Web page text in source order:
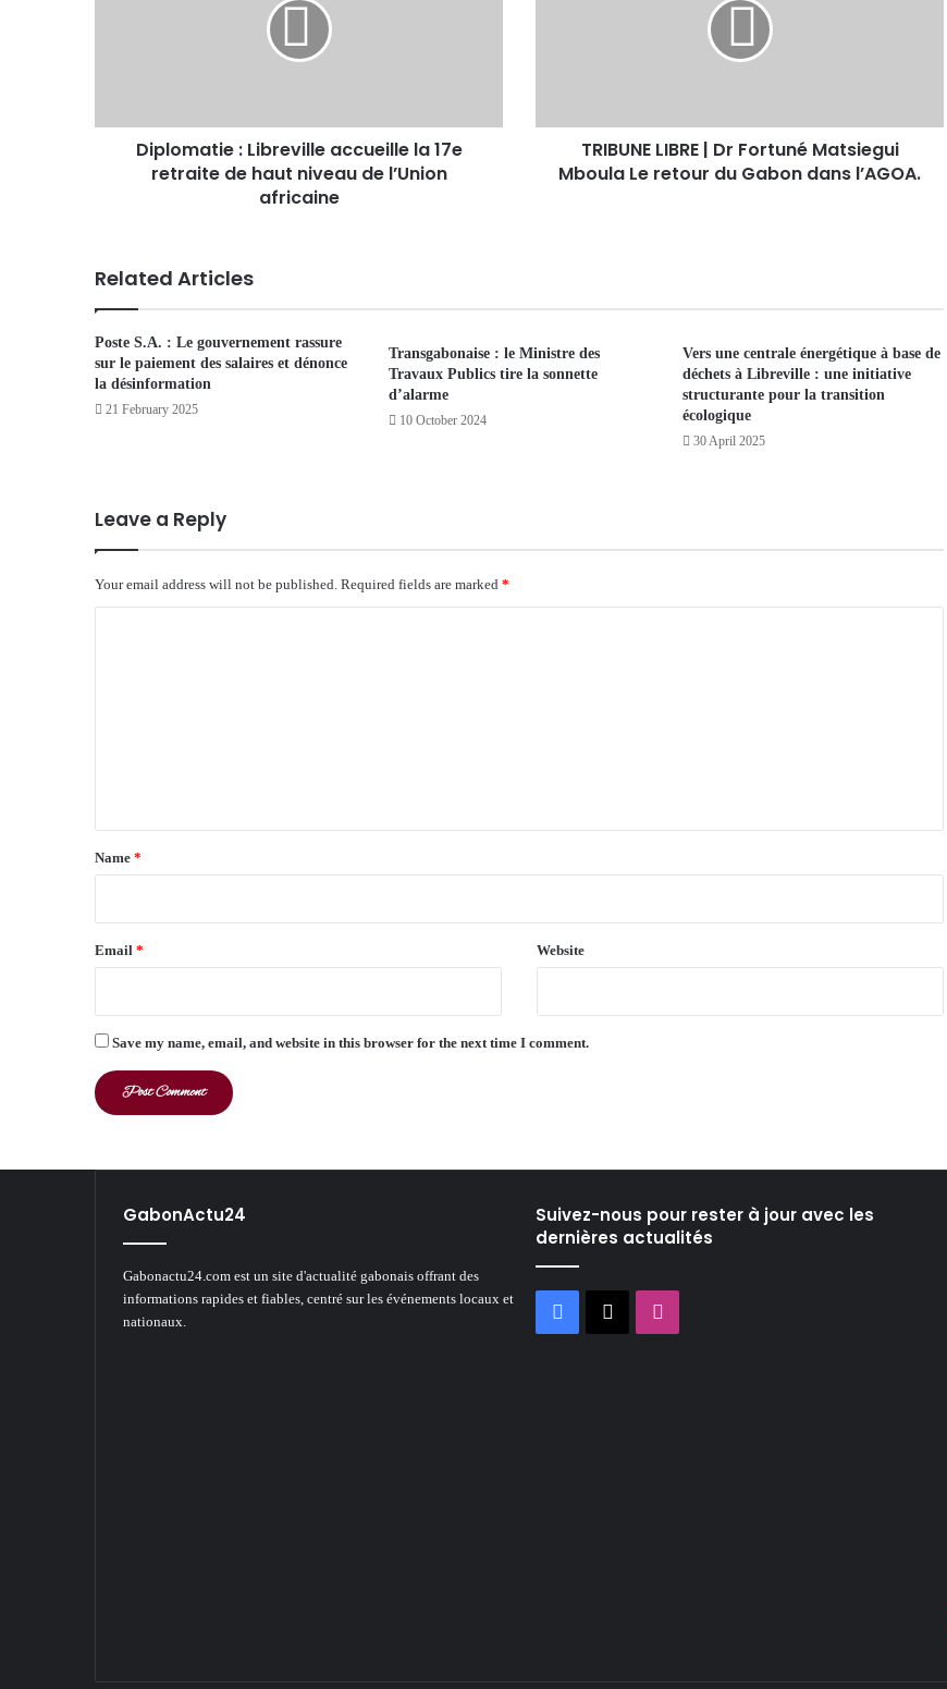
Diplomatie : Libreville accueille la 17e
retraite de haut niveau de l’Union
africaine
TRIBUNE LIBRE | Dr Fortuné Matsiegui
Mboula Le retour du Gabon dans l’AGOA.
Related Articles
Poste S.A. : Le gouvernement rassure
sur le paiement des salaires et dénonce
la désinformation
21 February 2025
Transgabonaise : le Ministre des
Travaux Publics tire la sonnette
d’alarme
10 October 2024
Vers une centrale énergétique à base de
déchets à Libreville : une initiative
structurante pour la transition
écologique
30 April 2025
Leave a Reply
Your email address will not be published. Required fields are marked *
*
Name *
Email * Website
Save my name, email, and website in this browser for the next time I comment.
GabonActu24
Gabonactu24.com est un site d'actualité gabonais offrant des
informations rapides et fiables, centré sur les événements locaux et
nationaux.
Suivez-nous pour rester à jour avec les
dernières actualités
Facebook
X